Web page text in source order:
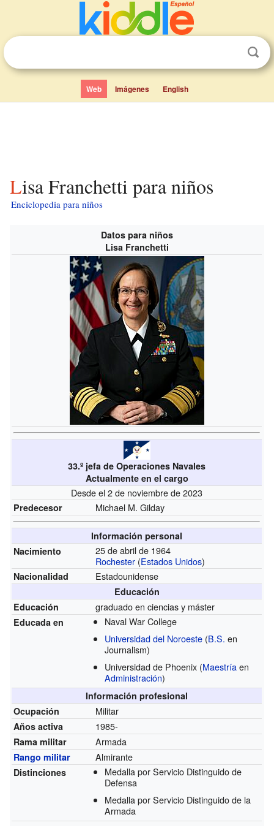
Web Imágenes English
Lisa Franchetti para niños
Enciclopedia para niños
Datos para niños
Lisa Franchetti
33.º jefa de Operaciones Navales
Actualmente en el cargo
Desde el 2 de noviembre de 2023
Predecesor Michael M. Gilday
Información personal
Nacimiento
25 de abril de 1964
Rochester (Estados Unidos)
Nacionalidad Estadounidense
Educación
Educación
graduado en ciencias y máster
Educada en
Naval War College
Universidad del Noroeste (B.S. en
Journalism)
Universidad de Phoenix (Maestríaen
Administración)
Información profesional
Ocupación
Militar
Años activa 1985-
Rama militar Armada
Rango militar Almirante
Distinciones
Medalla por Servicio Distinguido de
Defensa
Medalla por Servicio Distinguido de la
Armada